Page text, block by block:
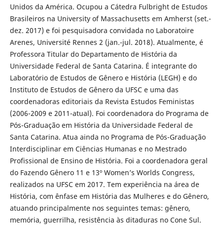
Unidos da América. Ocupou a Cátedra Fulbright de Estudos
Brasileiros na University of Massachusetts em Amherst (set.-
dez. 2017) e foi pesquisadora convidada no Laboratoire
Arenes, Université Rennes 2 (jan.-jul. 2018). Atualmente, é
Professora Titular do Departamento de História da
Universidade Federal de Santa Catarina. É integrante do
Laboratório de Estudos de Gênero e História (LEGH) e do
Instituto de Estudos de Gênero da UFSC e uma das
coordenadoras editoriais da Revista Estudos Feministas
(2006-2009 e 2011-atual). Foi coordenadora do Programa de
Pós-Graduação em História da Universidade Federal de
Santa Catarina. Atua ainda no Programa de Pós-Graduação
Interdisciplinar em Ciências Humanas e no Mestrado
Profissional de Ensino de História. Foi a coordenadora geral
do Fazendo Gênero 11 e 13º Women’s Worlds Congress,
realizados na UFSC em 2017. Tem experiência na área de
História, com ênfase em História das Mulheres e do Gênero,
atuando principalmente nos seguintes temas: gênero,
memória, guerrilha, resistência às ditaduras no Cone Sul.